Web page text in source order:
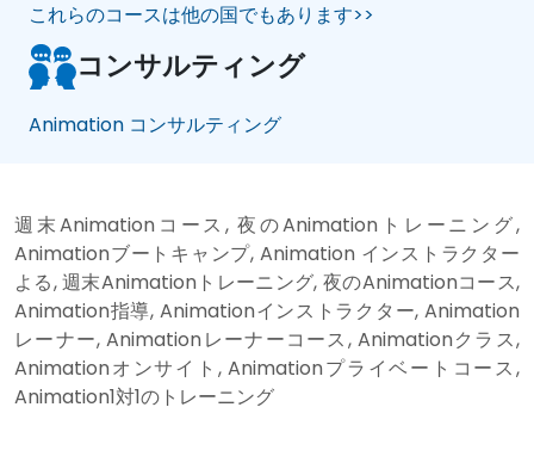
これらのコースは他の国でもあります>>
コンサルティング
Animation コンサルティング
週末Animationコース, 夜のAnimationトレーニング,
Animationブートキャンプ, Animation インストラクター
よる, 週末Animationトレーニング, 夜のAnimationコース,
Animation指導, Animationインストラクター, Animation
レーナー, Animationレーナーコース, Animationクラス,
Animationオンサイト, Animationプライベートコース,
Animation1対1のトレーニング